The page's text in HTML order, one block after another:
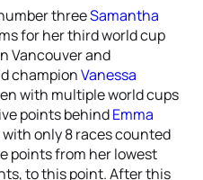
threeSamantha
for her third world cup
Vancouver and
championVanessa
with multiple world cups
points behindEmma
only 8 races counted
points from her lowest
to this point. After this